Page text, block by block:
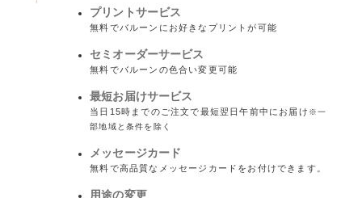
プリントサービス
無料でバルーンにお好きなプリントが可能
セミオーダーサービス
無料でバルーンの色合い変更可能
最短お届けサービス
当日15時までのご注文で最短翌日午前中にお届け ※一
部地域と条件を除く
メッセージカード
無料で高品質なメッセージカードをお付けできます。
用途の変更